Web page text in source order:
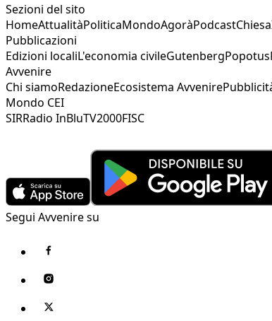
Sezioni del sito
HomeAttualitàPoliticaMondoAgoràPodcastChiesa
Pubblicazioni
Edizioni localiL'economia civileGutenbergPopotus
Avvenire
Chi siamoRedazioneEcosistema Avvenire
Mondo CEI
SIRRadio InBluTV2000FISC
Segui Avvenire su